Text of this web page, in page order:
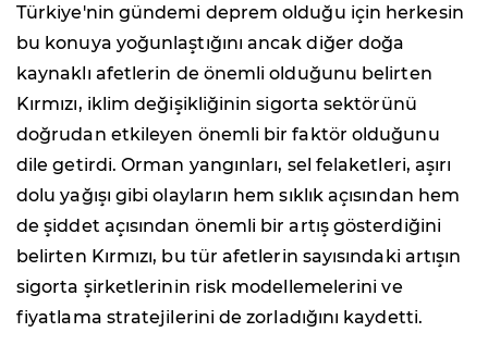
Türkiye'nin gündemi deprem olduğu için herkesin
bu konuya yoğunlaştığını ancak diğer doğa
kaynaklı afetlerin de önemli olduğunu belirten
Kırmızı, iklim değişikliğinin sigorta sektörünü
doğrudan etkileyen önemli bir faktör olduğunu
dile getirdi. Orman yangınları, sel felaketleri, aşırı
dolu yağışı gibi olayların hem sıklık açısından hem
de şiddet açısından önemli bir artış gösterdiğini
belirten Kırmızı, bu tür afetlerin sayısındaki artışın
sigorta şirketlerinin risk modellemelerini ve
fiyatlama stratejilerini de zorladığını kaydetti.